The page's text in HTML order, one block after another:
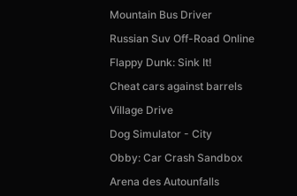
Mountain Bus Driver
Russian Suv Off-Road Online
Flappy Dunk: Sink It!
Cheat cars against barrels
Village Drive
Dog Simulator - City
Obby: Car Crash Sandbox
Arena des Autounfalls